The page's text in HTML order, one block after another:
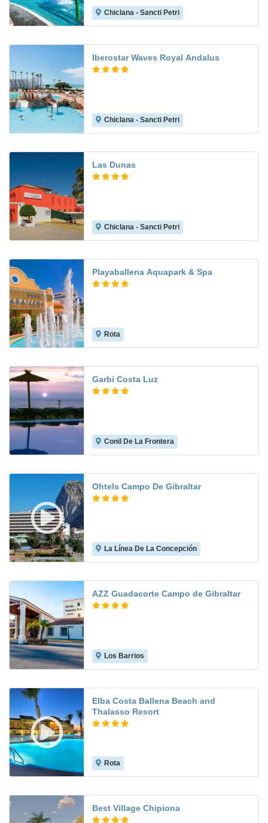
Chiclana - Sancti Petri
Iberostar Waves Royal Andalus
Chiclana - Sancti Petri
Las Dunas
Chiclana - Sancti Petri
Playaballena Aquapark & Spa
Rota
Garbi Costa Luz
Conil De La Frontera
Ohtels Campo De Gibraltar
La Línea De La Concepción
AZZ Guadacorte Campo de Gibraltar
Los Barrios
Elba Costa Ballena Beach and
Thalasso Resort
Rota
Best Village Chipiona